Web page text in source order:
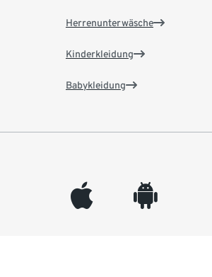
Herrenunterwäsche
Kinderkleidung
Babykleidung
appleinc android